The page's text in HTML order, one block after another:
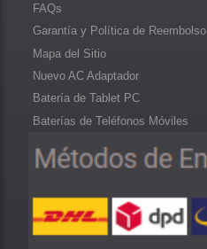
FAQs
Garantía y Política de Reembolso
Mapa del Sitio
Nuevo AC Adaptador
Batería de Tablet PC
Baterías de Teléfonos Móviles